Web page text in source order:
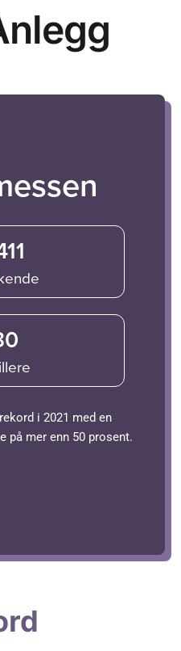
i 2021 med en
på mer enn 50 prosent.